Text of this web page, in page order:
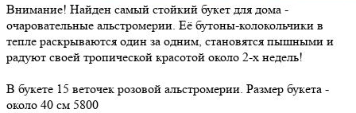
Внимание! Найден самый стойкий букет для дома -
очаровательные альстромерии. Её бутоны-колокольчики в
тепле раскрываются один за одним, становятся пышными и
радуют своей тропической красотой около 2-х недель!
В букете 15 веточек розовой альстромерии. Размер букета -
около 40 см 5800